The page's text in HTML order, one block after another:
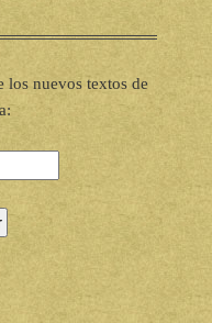
los nuevos textos de